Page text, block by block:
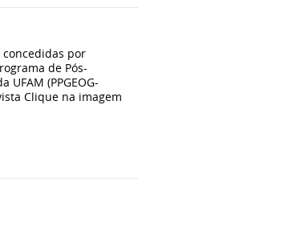
por
de Pós-
UFAM (PPGEOG-
Clique na imagem